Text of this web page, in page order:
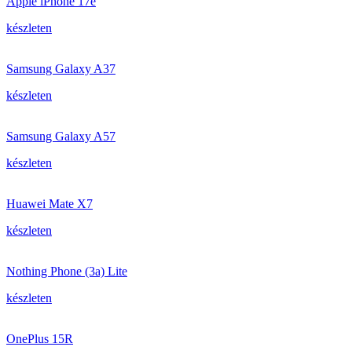
készleten
Samsung Galaxy A37
készleten
Samsung Galaxy A57
készleten
Huawei Mate X7
készleten
Nothing Phone (3a) Lite
készleten
OnePlus 15R